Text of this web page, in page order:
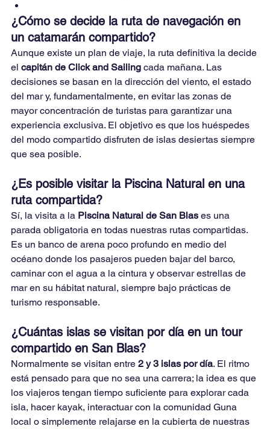
¿Cómo se decide la ruta de navegación en
un catamarán compartido?
Aunque existe un plan de viaje, la ruta definitiva la decide
el capitán de Click and Sailing cada mañana. Las
decisiones se basan en la dirección del viento, el estado
del mar y, fundamentalmente, en evitar las zonas de
mayor concentración de turistas para garantizar una
experiencia exclusiva. El objetivo es que los huéspedes
del modo compartido disfruten de islas desiertas siempre
que sea posible.
¿Es posible visitar la Piscina Natural en una
ruta compartida?
Sí, la visita a la Piscina Natural de San Blas es una
parada obligatoria en todas nuestras rutas compartidas.
Es un banco de arena poco profundo en medio del
océano donde los pasajeros pueden bajar del barco,
caminar con el agua a la cintura y observar estrellas de
mar en su hábitat natural, siempre bajo prácticas de
turismo responsable.
¿Cuántas islas se visitan por día en un tour
compartido en San Blas?
Normalmente se visitan entre 2 y 3 islas por día. El ritmo
está pensado para que no sea una carrera; la idea es que
los viajeros tengan tiempo suficiente para explorar cada
isla, hacer kayak, interactuar con la comunidad Guna
local o simplemente relajarse en la cubierta de nuestras